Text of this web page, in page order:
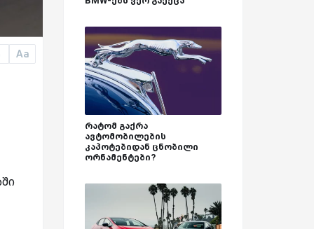
Aa
რატომ გაქრა
ავტომობილების
კაპოტებიდან ცნობილი
ორნამენტები?